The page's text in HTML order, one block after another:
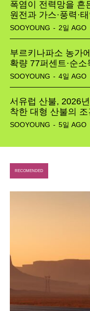
폭염이 전력망을 흔
원전과 가스·풍력·
SOOYOUNG - 2일 AGO
부르키나파소 농가
확량 77퍼센트·순
SOOYOUNG - 4일 AGO
서유럽 산불, 2026
착한 대형 산불의 조
SOOYOUNG - 5일 AGO
RECOMENDED